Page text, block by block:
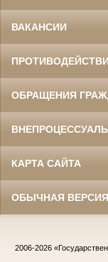
ВАКАНСИИ
ОБРАЩЕНИЯ
КАРТА САЙТА
ОБЫЧНАЯ
2006-2026